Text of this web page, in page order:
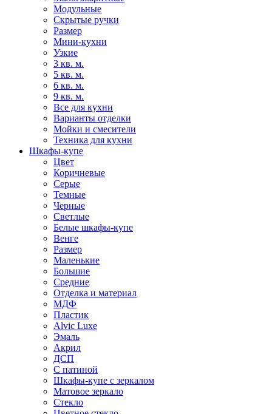
Модульные
Скрытые ручки
Размер
Мини-кухни
Узкие
3 кв. м.
5 кв. м.
6 кв. м.
9 кв. м.
Все для кухни
Варианты отделки
Мойки и смесители
Техника для кухни
Шкафы-купе
Цвет
Коричневые
Серые
Темные
Черные
Светлые
Белые шкафы-купе
Венге
Размер
Маленькие
Большие
Средние
Отделка и материал
МДФ
Пластик
Alvic Luxe
Эмаль
Акрил
ДСП
С патиной
Шкафы-купе с зеркалом
Матовое зеркало
Стекло